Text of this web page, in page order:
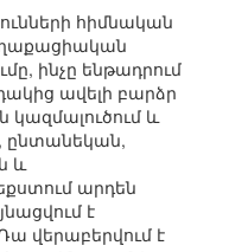
հիմնական
ինչը ենթադրում
ավելի բարձր
կազմալուծում և
ընտանեկան,
և
արդեն
է
վերաբերվում է